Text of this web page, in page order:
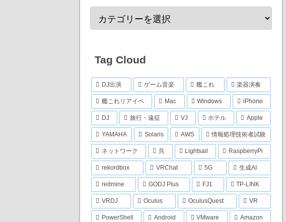
Tag Cloud
DJ出演 ゲーム音楽 艦これ 楽器演奏
艦これリアイベ Mac Windows iPhone
DJ 旅行・遠征 VJ ホテル Apple
YAMAHA Solaris AWS 情報処理技術者試験
ネットワーク 呉 Lightsail RaspberryPi
rekordbox VRChat 5G 生成AI
redmine GODJ Plus FJ1 TP-LINK
VRDJ Oculus OculusQuest VR
PowerShell Android VMware Amazon